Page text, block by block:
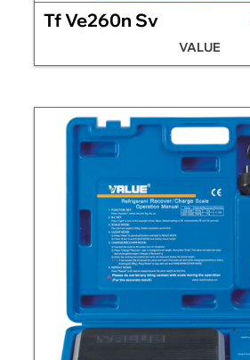
Tf Ve260n Sv
VALUE